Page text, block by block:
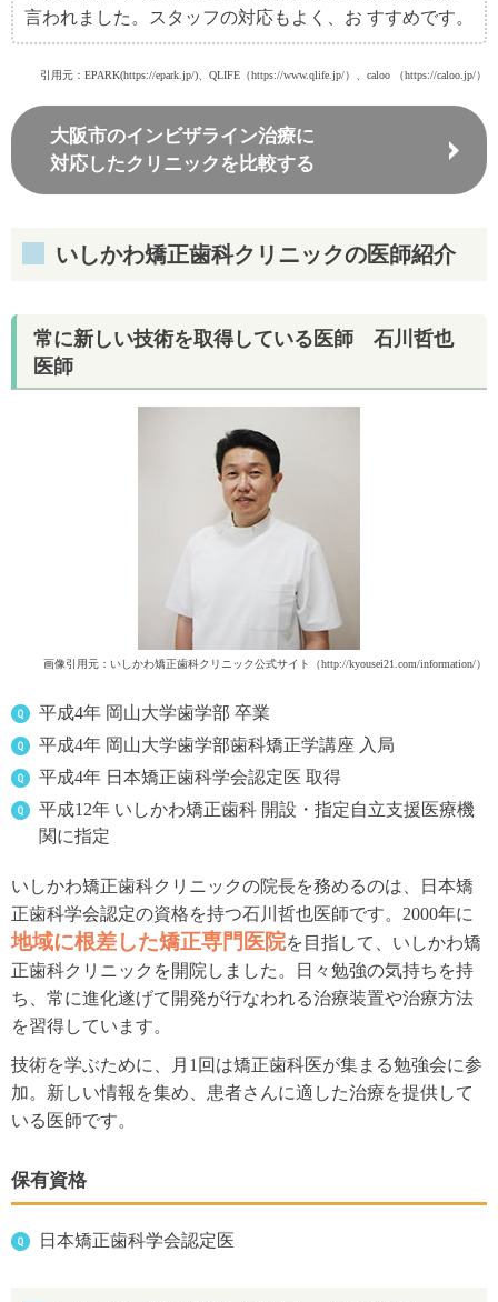
言われました。スタッフの対応もよく、お すすめです。
引用元：EPARK(https://epark.jp/)、QLIFE（https://www.qlife.jp/）、caloo （https://caloo.jp/）
大阪市のインビザライン治療に
対応したクリニックを比較する
いしかわ矯正歯科クリニックの医師紹介
常に新しい技術を取得している医師 石川哲也
医師
画像引用元：いしかわ矯正歯科クリニック公式サイト（http://kyousei21.com/information/）
平成4年 岡山大学歯学部 卒業
平成4年 岡山大学歯学部歯科矯正学講座 入局
平成4年 日本矯正歯科学会認定医 取得
平成12年 いしかわ矯正歯科 開設・指定自立支援医療機
関に指定
いしかわ矯正歯科クリニックの院長を務めるのは、日本矯
正歯科学会認定の資格を持つ石川哲也医師です。2000年に
地域に根差した矯正専門医院を目指して、いしかわ矯
正歯科クリニックを開院しました。日々勉強の気持ちを持
ち、常に進化遂げて開発が行なわれる治療装置や治療方法
を習得しています。
技術を学ぶために、月1回は矯正歯科医が集まる勉強会に参
加。新しい情報を集め、患者さんに適した治療を提供して
いる医師です。
保有資格
日本矯正歯科学会認定医